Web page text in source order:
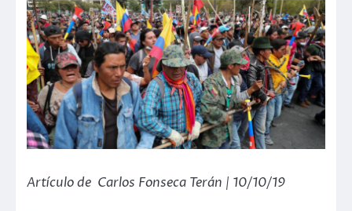
Artículo de Carlos Fonseca Terán | 10/10/19